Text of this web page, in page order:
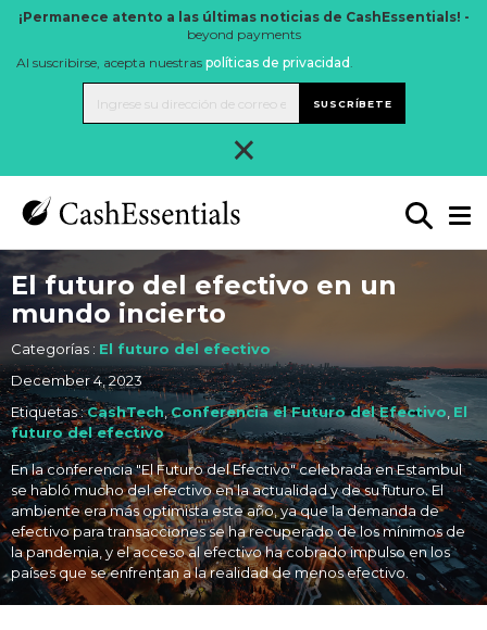
¡Permanece atento a las últimas noticias de CashEssentials! -
beyond payments
Al suscribirse, acepta nuestras políticas de privacidad .
SUSCRÍBETE
×
El futuro del efectivo en un
mundo incierto
Categorías : El futuro del efectivo
December 4, 2023
Etiquetas :CashTech,Conferencia el Futuro del Efectivo El
futuro del efectivo
En la conferencia "El Futuro del Efectivo" celebrada en Estambul
se habló mucho del efectivo en la actualidad y de su futuro. El
ambiente era más optimista este año, ya que la demanda de
efectivo para transacciones se ha recuperado de los mínimos de
la pandemia, y el acceso al efectivo ha cobrado impulso en los
países que se enfrentan a la realidad de menos efectivo.